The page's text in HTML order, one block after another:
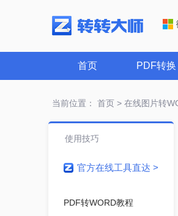
首页 PDF转换
当前位置： 首页> 在线图片转
使用技巧
官方在线工具直达 >
PDF转WORD教程